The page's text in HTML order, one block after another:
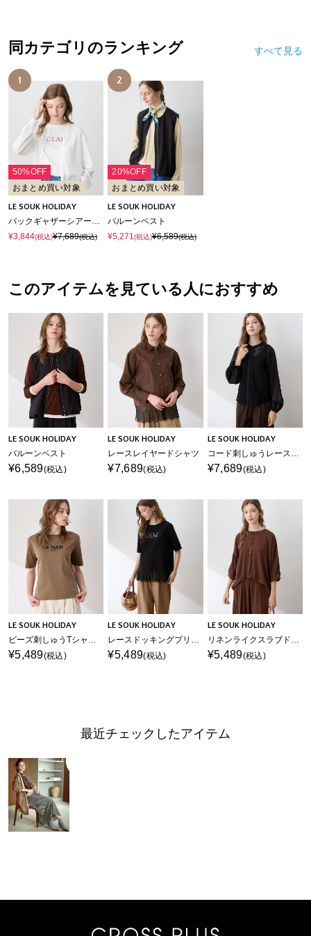
同カテゴリのランキング すべて見る
1
50%OFF
おまとめ買い対象
LE SOUK HOLIDAY
¥3,844(税込)¥7,689(税込)
2
20%OFF
おまとめ買い対象
LE SOUK HOLIDAY
バルーンベスト
¥5,271(税込)¥6,589(税込)
このアイテムを見ている人におすすめ
LE SOUK HOLIDAY
バルーンベスト
¥6,589(税込)
LE SOUK HOLIDAY
レースレイヤードシャツ
¥7,689(税込)
LE SOUK HOLIDAY
コード刺しゅうレースブラウス
¥7,689(税込)
LE SOUK HOLIDAY
ビーズ刺しゅうTシャツ【接触冷感・吸水速乾】
¥5,489(税込)
LE SOUK HOLIDAY
レースドッキングプリントTシャツ【接触冷感・吸水速乾】
¥5,489(税込)
LE SOUK HOLIDAY
リネンライクスラブドルマンスリーブプルオーバー【接触冷感・UVカット】
¥5,489(税込)
最近チェックしたアイテム